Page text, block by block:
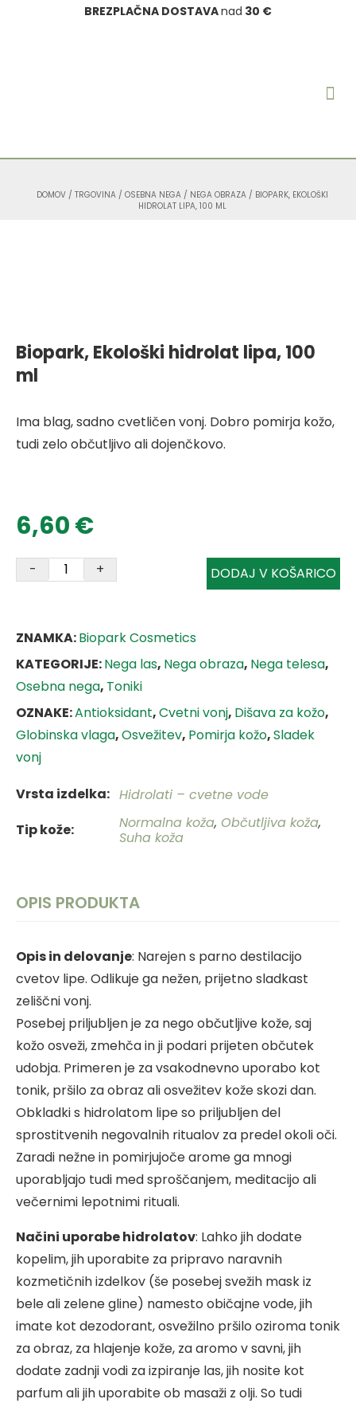
BREZPLAČNA DOSTAVAnad 30 €
DOMOV/ TRGOVINA/ OSEBNA NEGA/ NEGA OBRAZA/ BIOPARK, EKOLOŠKI
HIDROLAT LIPA, 100 ML
Biopark, Ekološki hidrolat lipa, 100
ml
Ima blag, sadno cvetličen vonj. Dobro pomirja kožo,
tudi zelo občutljivo ali dojenčkovo.
6,60€
- + DODAJ V KOŠARICO
ZNAMKA:Biopark Cosmetics
KATEGORIJE:Nega las, Nega obraza, Nega telesa,
Osebna nega, Toniki
OZNAKE:Antioksidant,Cvetni vonj, Dišava za kožo,
Globinska vlaga,Osvežitev, Pomirja kožo,Sladek
vonj
Vrsta izdelka
Hidrolati – cvetne vode
Tip kože
Normalna koža, Občutljiva koža,
Suha koža
OPIS PRODUKTA
Opis in delovanje: Narejen s parno destilacijo
cvetov lipe. Odlikuje ga nežen, prijetno sladkast
zeliščni vonj.
Posebej priljubljen je za nego občutljive kože, saj
kožo osveži, zmehča in ji podari prijeten občutek
udobja. Primeren je za vsakodnevno uporabo kot
tonik, pršilo za obraz ali osvežitev kože skozi dan.
Obkladki s hidrolatom lipe so priljubljen del
sprostitvenih negovalnih ritualov za predel okoli oči.
Zaradi nežne in pomirjujoče arome ga mnogi
uporabljajo tudi med sproščanjem, meditacijo ali
večernimi lepotnimi rituali.
Načini uporabe hidrolatov: Lahko jih dodate
kopelim, jih uporabite za pripravo naravnih
kozmetičnih izdelkov (še posebej svežih mask iz
bele ali zelene gline) namesto običajne vode, jih
imate kot dezodorant, osvežilno pršilo oziroma tonik
za obraz, za hlajenje kože, za aromo v savni, jih
dodate zadnji vodi za izpiranje las, jih nosite kot
parfum ali jih uporabite ob masaži z olji. So tudi